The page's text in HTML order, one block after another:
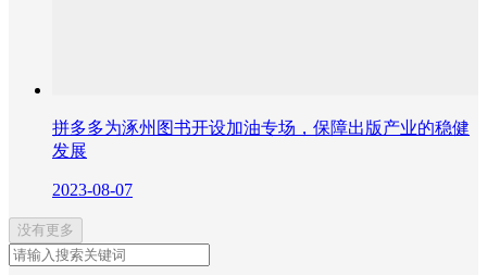
拼多多为涿州图书开设加油专场，保障出版产业的稳健
发展
2023-08-07
没有更多